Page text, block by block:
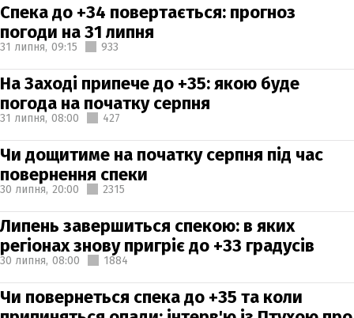
Спека до +34 повертається: прогноз
погоди на 31 липня
31 липня, 09:15 933
На Заході припече до +35: якою буде
погода на початку серпня
31 липня, 08:00 427
Чи дощитиме на початку серпня під час
повернення спеки
30 липня, 20:00 2315
Липень завершиться спекою: в яких
регіонах знову пригріє до +33 градусів
30 липня, 08:00 1884
Чи повернеться спека до +35 та коли